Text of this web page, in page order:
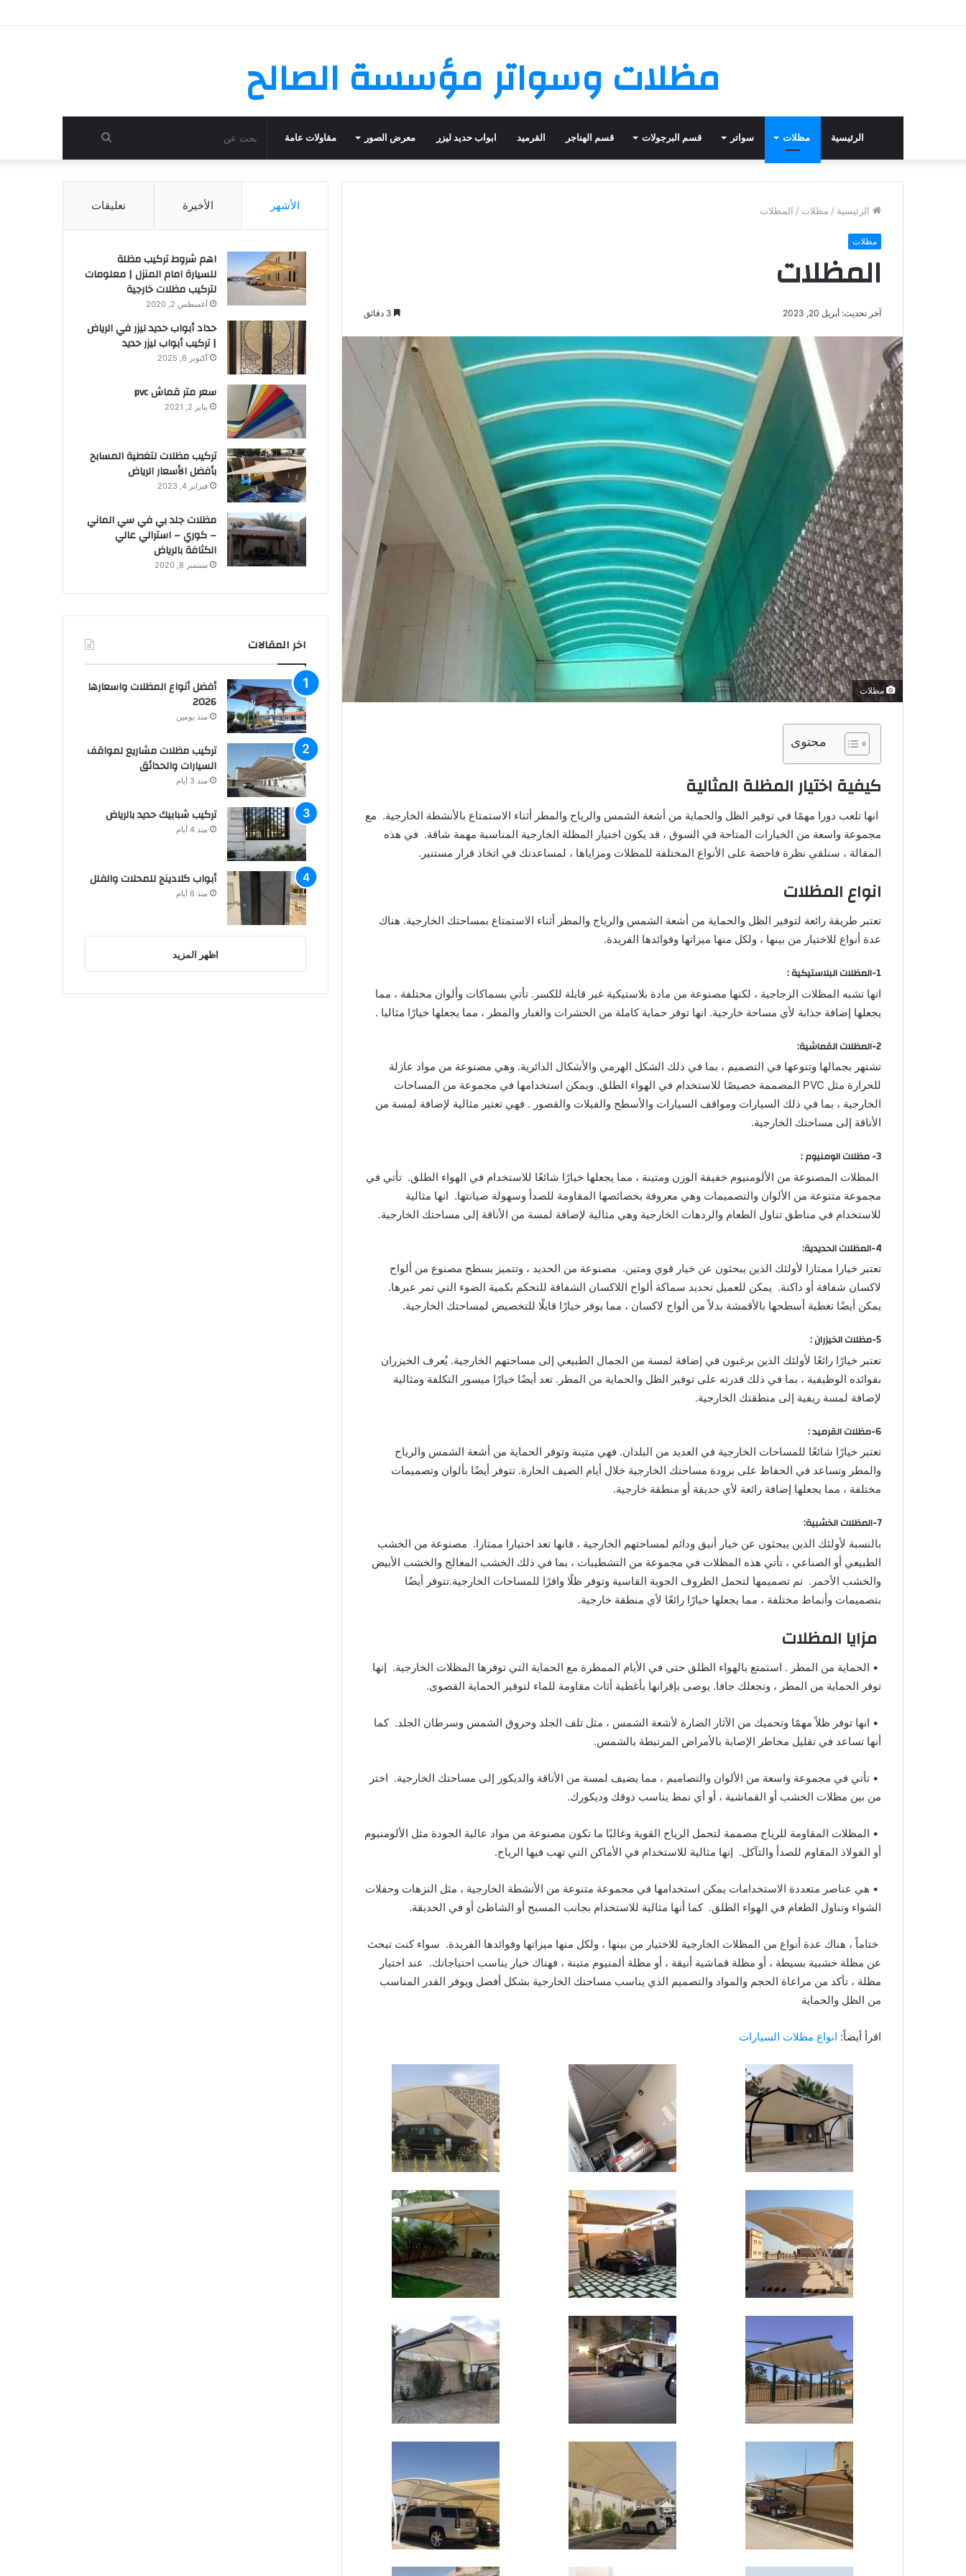
مظلات وسواتر مؤسسة الصالح
الرئيسية مظلات سواتر قسم البرجولات قسم الهناجر القرميد ابواب حديد ليزر معرض الصور مقاولات عامة بحث
عن
الرئيسية / مظلات / المظلات
مظلات
المظلات
آخر تحديث: أبريل 20, 2023
مظلات
محتوى
كيفية اختيار المظلة المثالية
انها تلعب دورا مهمًا في توفير الظل والحماية من أشعة الشمس والرياح والمطر أثناء الاستمتاع بالأنشطة الخارجية. مع
مجموعة واسعة من الخيارات المتاحة في السوق ، قد يكون اختيار المظلة الخارجية المناسبة مهمة شاقة. في هذه
المقالة ، سنلقي نظرة فاحصة على الأنواع المختلفة للمظلات ومزاياها ، لمساعدتك في اتخاذ قرار مستنير.
انواع المظلات
تعتبر طريقة رائعة لتوفير الظل والحماية من أشعة الشمس والرياح والمطر أثناء الاستمتاع بمساحتك الخارجية. هناك
عدة أنواع للاختيار من بينها ، ولكل منها ميزاتها وفوائدها الفريدة.
1- المظلات البلاستيكية:
انها تشبه المظلات الزجاجية ، لكنها مصنوعة من مادة بلاستيكية غير قابلة للكسر. تأتي بسماكات وألوان مختلفة ، مما
يجعلها إضافة جذابة لأي مساحة خارجية. انها توفر حماية كاملة من الحشرات والغبار والمطر ، مما يجعلها خيارًا مثاليا .
2-المظلات القماشية:
تشتهر بجمالها وتنوعها في التصميم ، بما في ذلك الشكل الهرمي والأشكال الدائرية. وهي مصنوعة من مواد عازلة
للحرارة مثل PVC المصممة خصيصًا للاستخدام في الهواء الطلق. ويمكن استخدامها في مجموعة من المساحات
الخارجية ، بما في ذلك السيارات ومواقف السيارات والأسطح والفيلات والقصور . فهي تعتير مثالية لإضافة لمسة من
الأناقة إلى مساحتك الخارجية.
3- مظلات الومنيوم :
المظلات المصنوعة من الألومنيوم خفيفة الوزن ومتينة ، مما يجعلها خيارًا شائعًا للاستخدام في الهواء الطلق. تأتي في
مجموعة متنوعة من الألوان والتصميمات وهي معروفة بخصائصها المقاومة للصدأ وسهولة صيانتها. انها مثالية
للاستخدام في مناطق تناول الطعام والردهات الخارجية وهي مثالية لإضافة لمسة من الأناقة إلى مساحتك الخارجية.
4-المظلات الحديدية:
تعتبر خيارا ممتازا لأولئك الذين يبحثون عن خيار قوي ومتين. مصنوعة من الحديد ، وتتميز بسطح مصنوع من ألواح
لاكسان شفافة أو داكنة. يمكن للعميل تحديد سماكة ألواح اللاكسان الشفافة للتحكم بكمية الضوء التي تمر عبرها.
يمكن أيضًا تغطية أسطحها بالأقمشة بدلاً من ألواح لاكسان ، مما يوفر خيارًا قابلًا للتخصيص لمساحتك الخارجية.
5-مظلات الخيزران :
تعتبر خيارًا رائعًا لأولئك الذين يرغبون في إضافة لمسة من الجمال الطبيعي إلى مساحتهم الخارجية. يُعرف الخيزران
بفوائده الوظيفية ، بما في ذلك قدرته على توفير الظل والحماية من المطر. تعد أيضًا خيارًا ميسور التكلفة ومثالية
لإضافة لمسة ريفية إلى منطقتك الخارجية.
6-مظلات القرميد :
تعتبر خيارًا شائعًا للمساحات الخارجية في العديد من البلدان. فهي متينة وتوفر الحماية من أشعة الشمس والرياح
والمطر وتساعد في الحفاظ على برودة مساحتك الخارجية خلال أيام الصيف الحارة. تتوفر أيضًا بألوان وتصميمات
مختلفة ، مما يجعلها إضافة رائعة لأي حديقة أو منطقة خارجية.
7-المظلات الخشبية:
بالنسبة لأولئك الذين يبحثون عن خيار أنيق ودائم لمساحتهم الخارجية ، فانها تعد اختيارا ممتازا. مصنوعة من الخشب
الطبيعي أو الصناعي ، تأتي هذه المظلات في مجموعة من التشطيبات ، بما في ذلك الخشب المعالج والخشب الأبيض
والخشب الأحمر. تم تصميمها لتحمل الظروف الجوية القاسية وتوفر ظلًا وافرًا للمساحات الخارجية.تتوفر أيضًا
بتصميمات وأنماط مختلفة ، مما يجعلها خيارًا رائعًا لأي منطقة خارجية.
مزايا المظلات
• الحماية من المطر . استمتع بالهواء الطلق حتى في الأيام الممطرة مع الحماية التي توفرها المظلات الخارجية. إنها
توفر الحماية من المطر ، وتجعلك جافا. يوصى بإقرانها بأغطية أثاث مقاومة للماء لتوفير الحماية القصوى.
• انها توفر ظلاً مهمًا وتحميك من الآثار الضارة لأشعة الشمس ، مثل تلف الجلد وحروق الشمس وسرطان الجلد. كما
أنها تساعد في تقليل مخاطر الإصابة بالأمراض المرتبطة بالشمس.
• تأتي في مجموعة واسعة من الألوان والتصاميم ، مما يضيف لمسة من الأناقة والديكور إلى مساحتك الخارجية. اختر
من بين مظلات الخشب أو القماشية ، أو أي نمط يناسب ذوقك وديكورك.
• المظلات المقاومة للرياح مصممة لتحمل الرياح القوية وغالبًا ما تكون مصنوعة من مواد عالية الجودة مثل الألومنيوم
أو الفولاذ المقاوم للصدأ والتآكل. إنها مثالية للاستخدام في الأماكن التي تهب فيها الرياح.
• هي عناصر متعددة الاستخدامات يمكن استخدامها في مجموعة متنوعة من الأنشطة الخارجية ، مثل النزهات وحفلات
الشواء وتناول الطعام في الهواء الطلق. كما أنها مثالية للاستخدام بجانب المسبح أو الشاطئ أو في الحديقة.
ختاماً ، هناك عدة أنواع من المظلات الخارجية للاختيار من بينها ، ولكل منها ميزاتها وفوائدها الفريدة. سواء كنت تبحث
عن مظلة خشبية بسيطة ، أو مظلة قماشية أنيقة ، أو مظلة ألمنيوم متينة ، فهناك خيار يناسب احتياجاتك. عند اختيار
مظلة ، تأكد من مراعاة الحجم والمواد والتصميم الذي يناسب مساحتك الخارجية بشكل أفضل ويوفر القدر المناسب
من الظل والحماية
اقرأ أيضاً: انواع مظلات السيارات
الأشهر الأخيرة تعليقات
اهم شروط تركيب مظلة
للسيارة امام المنزل | معلومات
لتركيب مظلات خارجية
أغسطس 2, 2020
حداد أبواب حديد ليزر في الرياض
| تركيب أبواب ليزر حديد
أكتوبر 6, 2025
سعر متر قماش pvc
يناير 2, 2021
تركيب مظلات لتغطية المسابح
بأفضل الأسعار الرياض
فبراير 4, 2023
مظلات جلد بي في سي الماني
– كوري – استرالي عالي
الكثافة بالرياض
سبتمبر 8, 2020
اخر المقالات
أفضل أنواع المظلات واسعارها
2026
منذ يومين
تركيب مظلات مشاريع لمواقف
السيارات والحدائق
منذ 3 أيام
تركيب شبابيك حديد بالرياض
منذ 4 أيام
أبواب كلادينج للمحلات والفلل
منذ 6 أيام
اظهر المزيد